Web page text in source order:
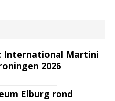
International Martini
2026
Elburg rond